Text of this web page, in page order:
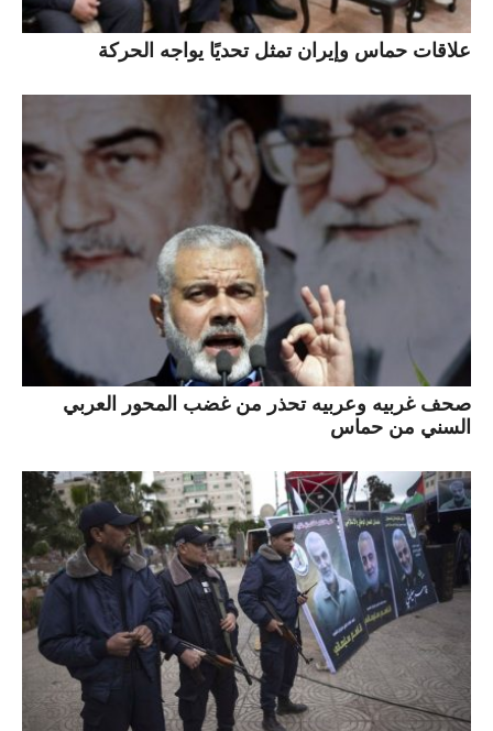
علاقات حماس وإيران تمثل تحديًا يواجه الحركة
صحف غربيه وعربيه تحذر من غضب المحور العربي
السني من حماس